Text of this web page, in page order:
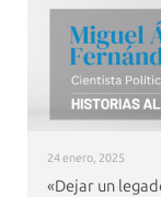
24 enero, 2025
«Dejar un